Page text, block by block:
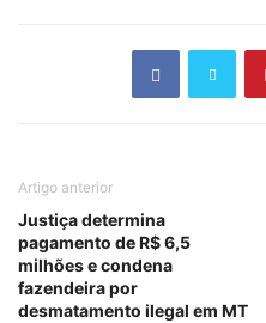
Artigo anterior
Justiça determina
pagamento de R$ 6,5
milhões e condena
fazendeira por
desmatamento ilegal em MT